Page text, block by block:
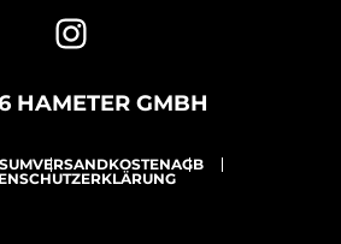
HAMETER GMBH
VERSANDKOSTENAGB